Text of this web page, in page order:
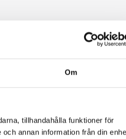
Om
tillhandahålla funktioner för
annan information från din